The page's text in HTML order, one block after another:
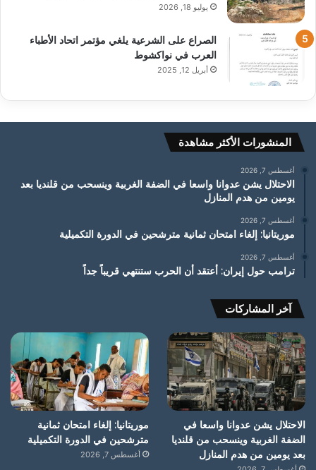
يوليو 18, 2026
الصراع على الشرعية يلغي مؤتمر اتحاد الأطباء
العرب في نواكشوط
أبريل 12, 2025
المنشورات الأكثر مشاهدة
أغسطس 7, 2026
الاحتلال يشن عدوانا واسعا في الضفة الغربية وينسحب من قلنديا بعد
يومين من هدم المنازل
أغسطس 7, 2026
موريتانيا: إلغاء امتحان ثمانية مترشحين في الدورة التكميلية
أغسطس 7, 2026
ترامب حول إيران: أعتقد أن الحرب ستنتهي قريباً جداً
آخر المشاركات
الاحتلال يشن عدوانا واسعا في
الضفة الغربية وينسحب من قلنديا
بعد يومين من هدم المنازل
موريتانيا: إلغاء امتحان ثمانية
مترشحين في الدورة التكميلية
أغسطس 7, 2026